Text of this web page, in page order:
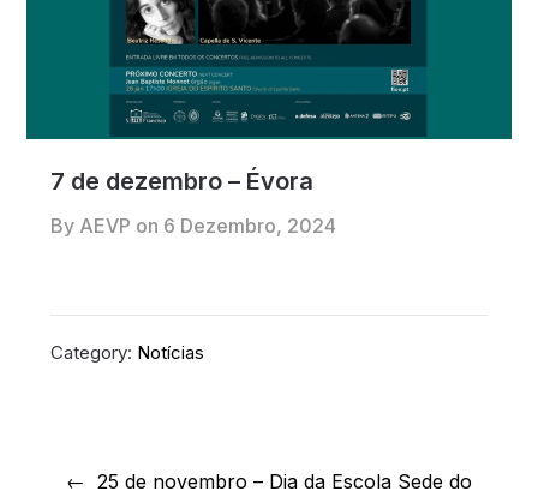
7 de dezembro – Évora
By AEVP on 6 Dezembro, 2024
Category: Notícias
25 de novembro – Dia da Escola Sede do